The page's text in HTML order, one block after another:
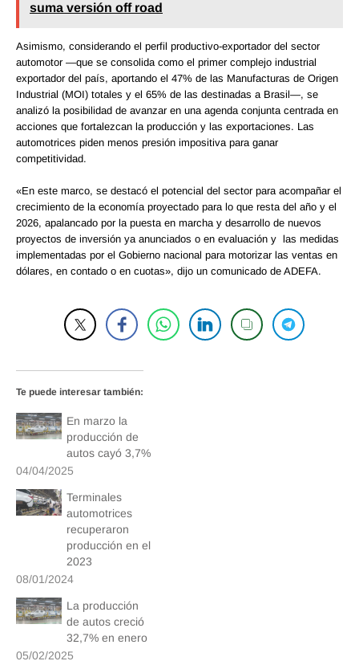
suma versión off road
Asimismo, considerando el perfil productivo-exportador del sector
automotor —que se consolida como el primer complejo industrial
exportador del país, aportando el 47% de las Manufacturas de Origen
Industrial (MOI) totales y el 65% de las destinadas a Brasil—, se
analizó la posibilidad de avanzar en una agenda conjunta centrada en
acciones que fortalezcan la producción y las exportaciones. Las
automotrices piden menos presión impositiva para ganar
competitividad.
«En este marco, se destacó el potencial del sector para acompañar el
crecimiento de la economía proyectado para lo que resta del año y el
2026, apalancado por la puesta en marcha y desarrollo de nuevos
proyectos de inversión ya anunciados o en evaluación y las medidas
implementadas por el Gobierno nacional para motorizar las ventas en
dólares, en contado o en cuotas», dijo un comunicado de ADEFA.
Te puede interesar también:
En marzo la
producción de
autos cayó 3,7%
04/04/2025
Terminales
automotrices
recuperaron
producción en el
2023
08/01/2024
La producción
de autos creció
32,7% en enero
05/02/2025